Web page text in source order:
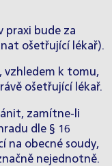
praxi bude za
ošetřující lékař).
vzhledem k tomu,
ošetřující lékař.
zamítne-li
dle § 16
na obecné soudy,
nejednotně.